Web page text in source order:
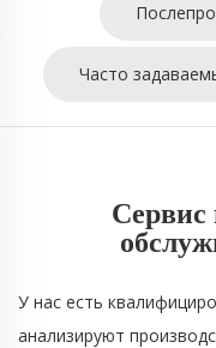
Часто
Сервис
У нас есть
анализируют